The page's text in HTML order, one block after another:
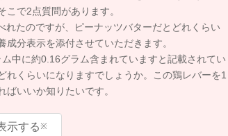
で2点質問があります。
たのですが、ピーナッツバターだとどれくらい
分表示を添付させていただきます。
中に約0.16グラム含まれていますと記載されてい
くらいになりますでしょうか。この鶏レバーを1
いいか知りたいです。
示する※